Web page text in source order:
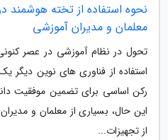
نحوه استفاده از تخته هوشمند
معلمان و مدیران آموزشی
تحول در نظام آموزشی در عصر
استفاده از فناوری های نوین
رکن اساسی برای تضمین موفقیت
این حال، بسیاری از معلمان و
از تجهیزات...